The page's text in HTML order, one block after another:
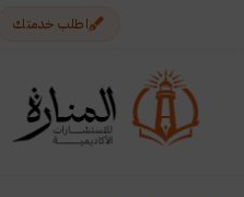
اطلب خدمتك